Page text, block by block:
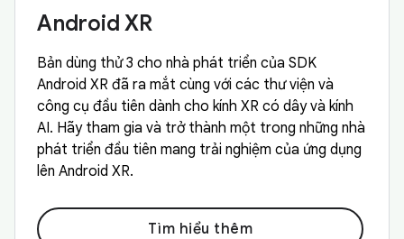
Android XR
Bản dùng thử 3 cho nhà phát triển của SDK
Android XR đã ra mắt cùng với các thư viện và
công cụ đầu tiên dành cho kính XR có dây và kính
AI. Hãy tham gia và trở thành một trong những nhà
phát triển đầu tiên mang trải nghiệm của ứng dụng
lên Android XR.
Tìm hiểu thêm